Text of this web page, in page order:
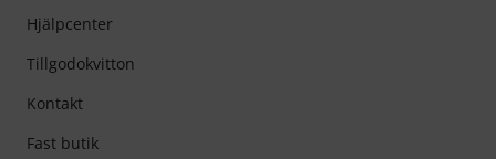
Hjälpcenter
Tillgodokvitton
Kontakt
Fast butik